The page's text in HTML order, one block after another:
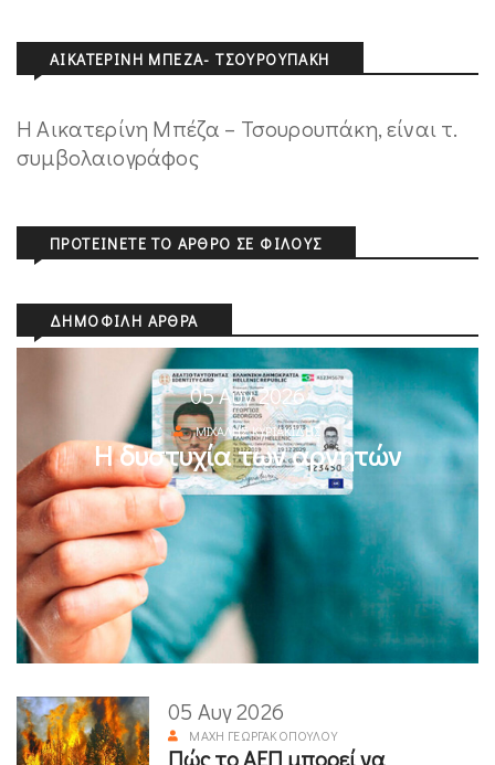
ΑΙΚΑΤΕΡΊΝΗ ΜΠΈΖΑ- ΤΣΟΥΡΟΥΠΆΚΗ
Η Αικατερίνη Μπέζα – Τσουρουπάκη, είναι τ.
συμβολαιογράφος
ΠΡΟΤΕΊΝΕΤΕ ΤΟ ΆΡΘΡΟ ΣΕ ΦΊΛΟΥΣ
ΔΗΜΟΦΙΛΉ ΆΡΘΡΑ
05 Αυγ 2026
ΜΙΧΆΛΗΣ ΚΥΡΙΑΚΊΔΗΣ
Η δυστυχία των αρνητών
05 Αυγ 2026
ΜΆΧΗ ΓΕΩΡΓΑΚΟΠΟΎΛΟΥ
Πώς το ΑΕΠ μπορεί να